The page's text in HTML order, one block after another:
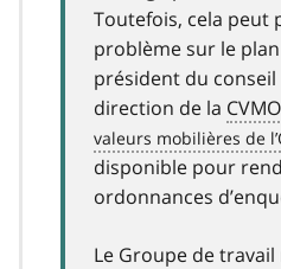
Toutefois, cela peut
problème sur le
président du conseil
direction de la CVMO
disponible pour
ordonnances
Le Groupe de